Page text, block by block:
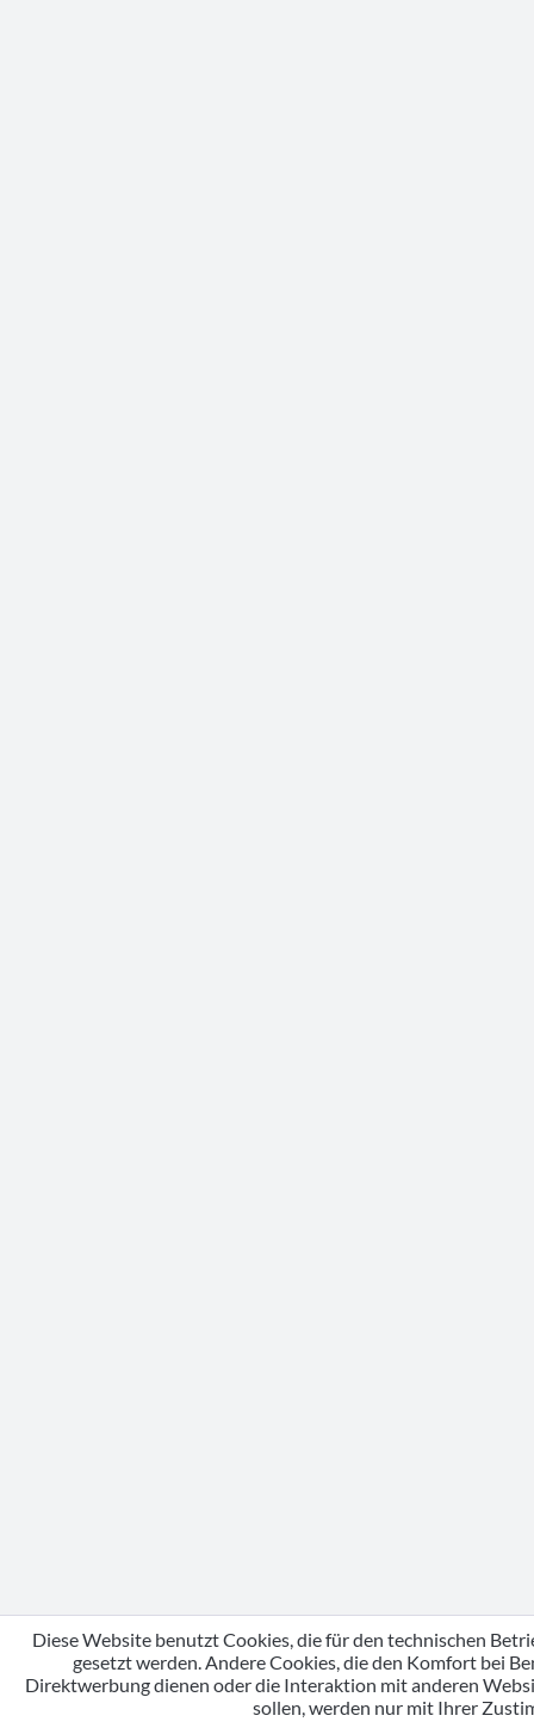
Diese Website benutzt Cookies, die für den technischen
gesetzt werden. Andere Cookies, die den Komfort bei
Direktwerbung dienen oder die Interaktion mit anderen
sollen, werden nur mit Ihrer